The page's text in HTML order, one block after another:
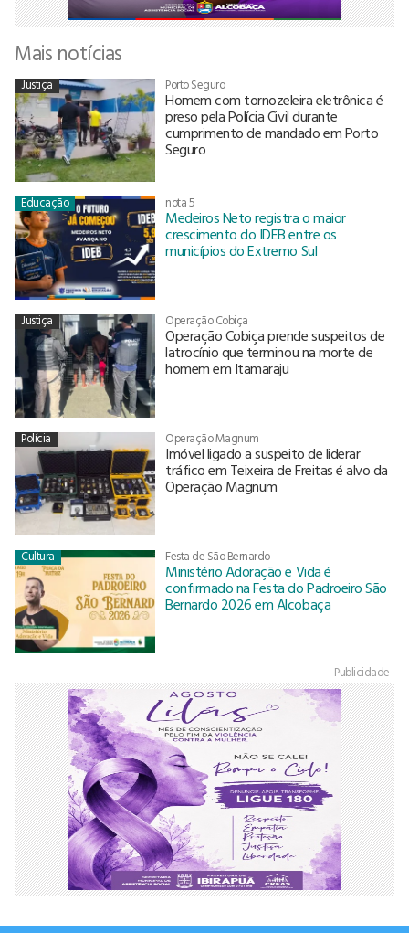
Mais notícias
Justiça Porto Seguro
Homem com tornozeleira eletrônica é
preso pela Polícia Civil durante
cumprimento de mandado em Porto
Seguro
Educação nota 5
Medeiros Neto registra o maior
crescimento do IDEB entre os
municípios do Extremo Sul
Justiça Operação Cobiça
Operação Cobiça prende suspeitos de
latrocínio que terminou na morte de
homem em Itamaraju
Polícia Operação Magnum
Imóvel ligado a suspeito de liderar
tráfico em Teixeira de Freitas é alvo da
Operação Magnum
Cultura Festa de São Bernardo
Ministério Adoração e Vida é
confirmado na Festa do Padroeiro São
Bernardo 2026 em Alcobaça
Publicidade